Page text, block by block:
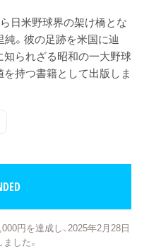
日米野球界の架け橋とな
純。彼の足跡を米国に辿
知られざる昭和の一大野球
を持つ書籍として出版しま
円を達成し、2025年2月28日
した。